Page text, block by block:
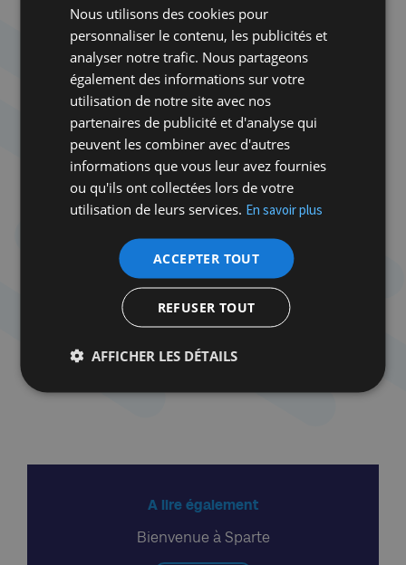
trouvera toujours quelqu’un qui se laissera
tromper. » Le Hamas, lui, l’a compris : ce
mouvement proto-fasciste parvient à se présenter
en champion des droits humains. Et cela
fonctionne ! Voyez Petra De Sutter, première
ministre puis première rectrice transgenre
d’Europe : elle semble convaincue que les droits
des minorités sexuelles sont mieux protégés à Gaza
qu’à Tel-Aviv. Peut-être faudrait-il envoyer
Netanyahou, Katz et Saar à la prochaine université
communication ne leur ferait pas de mal.
A lire également
Bienvenue à Sparte
Nous utilisons des cookies pour
personnaliser le contenu, les publicités et
analyser notre trafic. Nous partageons
également des informations sur votre
utilisation de notre site avec nos
partenaires de publicité et d'analyse qui
peuvent les combiner avec d'autres
informations que vous leur avez fournies
ou qu'ils ont collectées lors de votre
utilisation de leurs services. En savoir plus
ACCEPTER TOUT
REFUSER TOUT
AFFICHER LES DÉTAILS